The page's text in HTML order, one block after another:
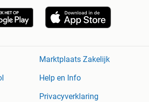
Marktplaats Zakelijk
Help en Info
Privacyverklaring